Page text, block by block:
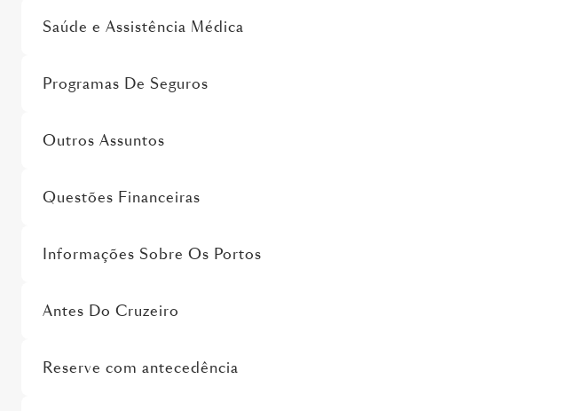
Saúde e Assistência Médica
Programas De Seguros
Outros Assuntos
Questões Financeiras
Informações Sobre Os Portos
Antes Do Cruzeiro
Reserve com antecedência